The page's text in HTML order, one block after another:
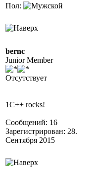
Пол:
bernc
Junior Member
Отсутствует
1C++ rocks!
Сообщений: 16
Зарегистрирован: 28.
Сентября 2015